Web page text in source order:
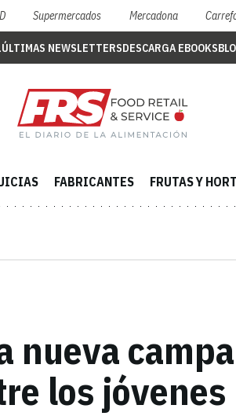
Supermercados Mercadona
ÚLTIMAS NEWSLETTERSDESCARGA EBOOKS
FABRICANTES FRUTAS Y
nueva
los jóvenes